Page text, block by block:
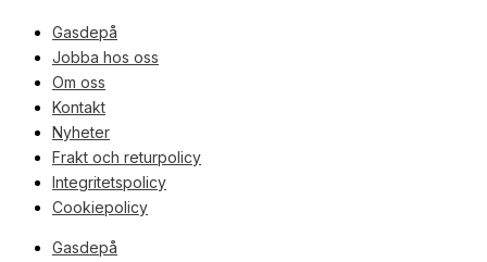
Gasdepå
Jobba hos oss
Om oss
Kontakt
Nyheter
Frakt och returpolicy
Integritetspolicy
Cookiepolicy
Gasdepå